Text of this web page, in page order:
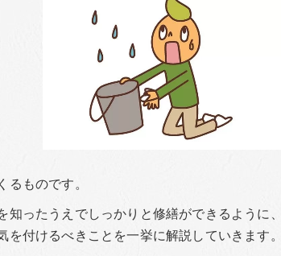
ものです。
ったうえでしっかりと修繕ができるように、
付けるべきことを一挙に解説していきます。